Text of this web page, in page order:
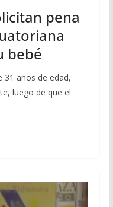
pena
bebé
31 años de edad,
luego de que el